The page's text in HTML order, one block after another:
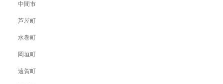
中間市
芦屋町
水巻町
岡垣町
遠賀町